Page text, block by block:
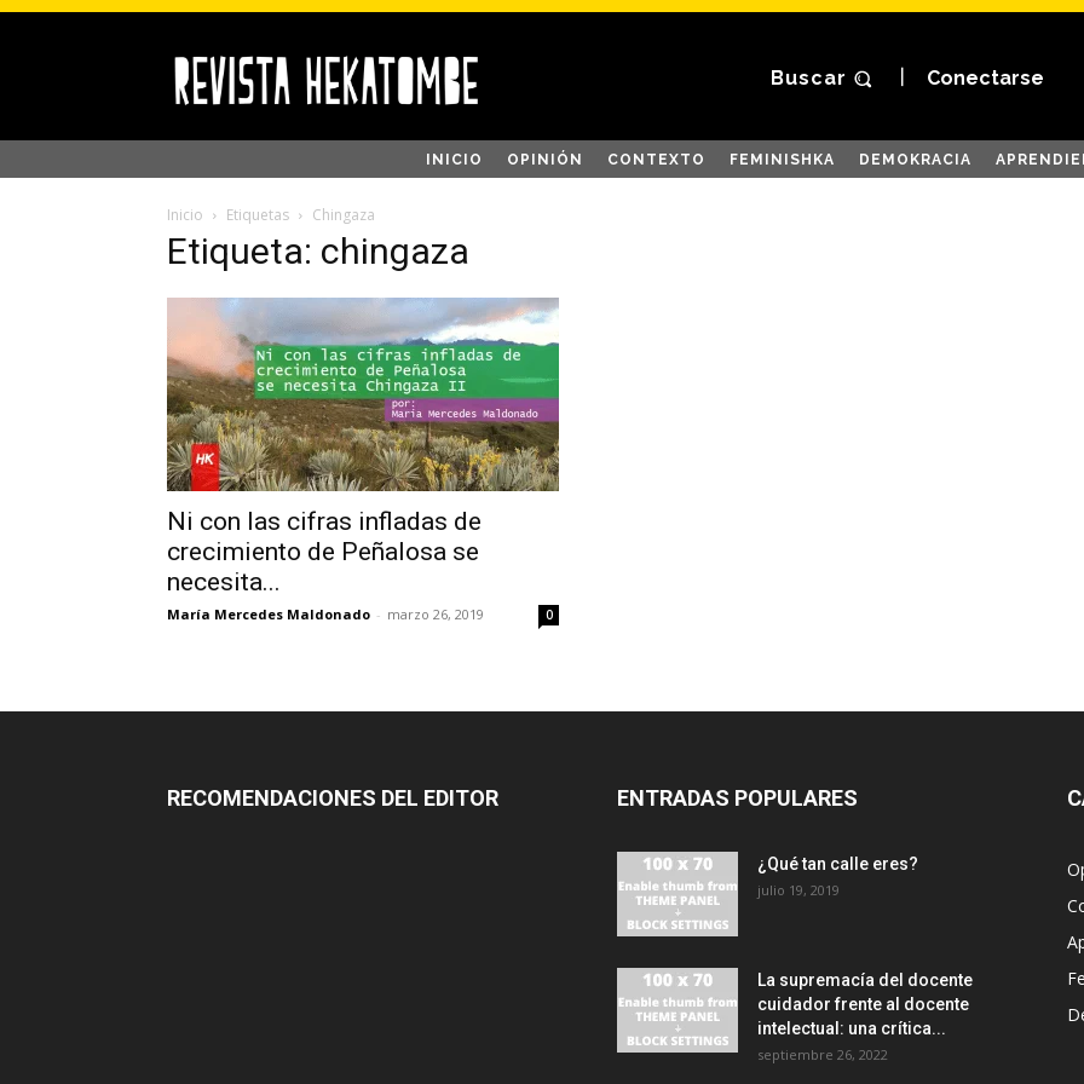
Buscar Conectarse
INICIO OPINIÓN CONTEXTO FEMINISHKA DEMOKRACIA
Inicio Etiquetas Chingaza
Etiqueta: chingaza
Ni con las cifras infladas de
crecimiento de Peñalosa se
necesita...
María Mercedes Maldonado - marzo 26, 2019 0
RECOMENDACIONES DEL EDITOR ENTRADAS POPULARES
¿Qué tan calle eres?
julio 19, 2019
La supremacía del docente
cuidador frente al docente
intelectual: una crítica...
septiembre 26, 2022